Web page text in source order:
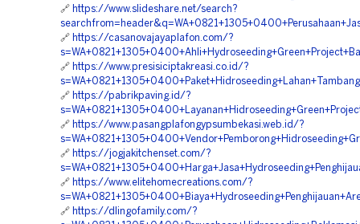
🔗 https://www.slideshare.net/search?
🔗 https://casanovajayaplafon.com/?
🔗 https://www.presisiciptakreasi.co.id/?
🔗 https://pabrikpaving.id/?
🔗 https://www.pasangplafongypsumbekasi.web.id/?
🔗 https://jogjakitchenset.com/?
🔗 https://www.elitehomecreations.com/?
🔗 https://dlingofamily.com/?